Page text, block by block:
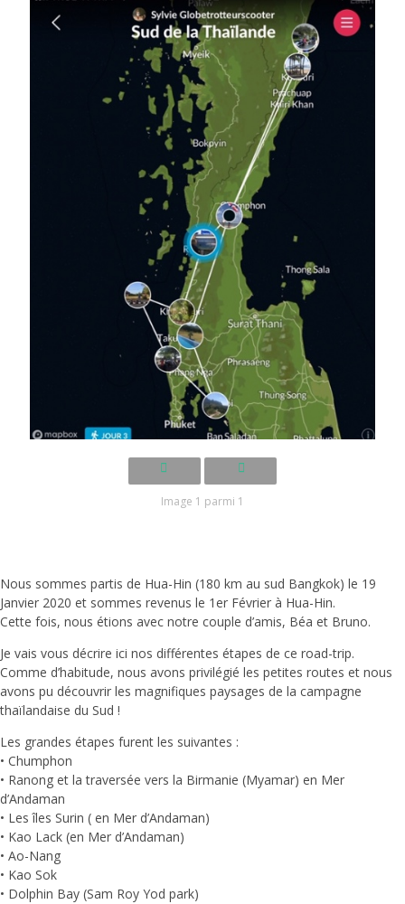
Image 1 parmi 1
Nous sommes partis de Hua-Hin (180 km au sud Bangkok) le 19
Janvier 2020 et sommes revenus le 1er Février à Hua-Hin.
Cette fois, nous étions avec notre couple d’amis, Béa et Bruno.
Je vais vous décrire ici nos différentes étapes de ce road-trip.
Comme d’habitude, nous avons privilégié les petites routes et nous
avons pu découvrir les magnifiques paysages de la campagne
thaïlandaise du Sud !
Les grandes étapes furent les suivantes :
• Chumphon
• Ranong et la traversée vers la Birmanie (Myamar) en Mer
d’Andaman
• Les îles Surin ( en Mer d’Andaman)
• Kao Lack (en Mer d’Andaman)
• Ao-Nang
• Kao Sok
• Dolphin Bay (Sam Roy Yod park)